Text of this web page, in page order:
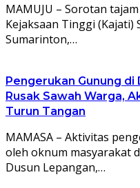
MAMUJU – Sorotan
Kejaksaan Tinggi (Kajati)
Sumarinton,…
Pengerukan Gunung
Rusak Sawah Warga,
Turun Tangan
MAMASA – Aktivitas
oleh oknum masyarakat
Dusun Lepangan,…